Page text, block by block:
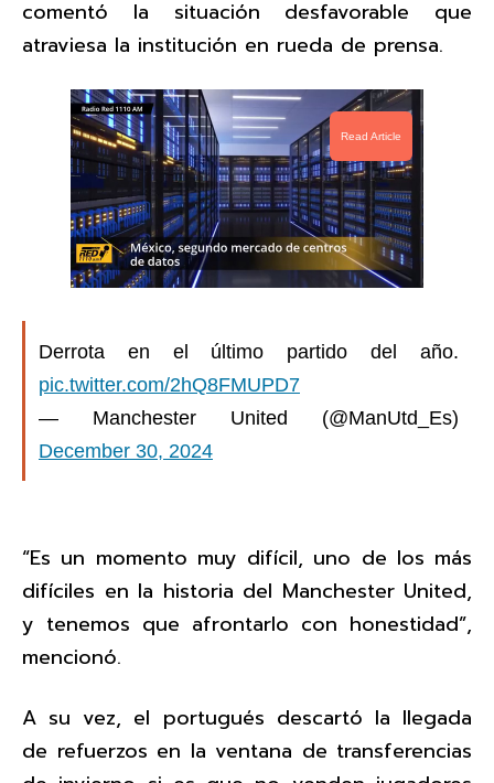
comentó la situación desfavorable que
atraviesa la institución en rueda de prensa.
Read Article
Derrota en el último partido del año.
pic.twitter.com/2hQ8FMUPD7
— Manchester United (@ManUtd_Es)
December 30, 2024
“Es un momento muy difícil, uno de los más
difíciles en la historia del Manchester United,
y tenemos que afrontarlo con honestidad”,
mencionó.
A su vez, el portugués descartó la llegada
de refuerzos en la ventana de transferencias